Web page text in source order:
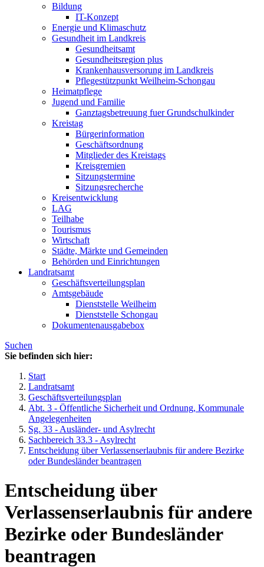
Bildung
IT-Konzept
Energie und Klimaschutz
Gesundheit im Landkreis
Gesundheitsamt
Gesundheitsregion plus
Krankenhausversorung im Landkreis
Pflegestützpunkt Weilheim-Schongau
Heimatpflege
Jugend und Familie
Ganztagsbetreuung fuer Grundschulkinder
Kreistag
Bürgerinformation
Geschäftsordnung
Mitglieder des Kreistags
Kreisgremien
Sitzungstermine
Sitzungsrecherche
Kreisentwicklung
LAG
Teilhabe
Tourismus
Wirtschaft
Städte, Märkte und Gemeinden
Behörden und Einrichtungen
Landratsamt
Geschäftsverteilungsplan
Amtsgebäude
Dienststelle Weilheim
Dienststelle Schongau
Dokumentenausgabebox
Suchen
Sie befinden sich hier:
Start
Landratsamt
Geschäftsverteilungsplan
Abt. 3 - Öffentliche Sicherheit und Ordnung, Kommunale
Angelegenheiten
Sg. 33 - Ausländer- und Asylrecht
Sachbereich 33.3 - Asylrecht
Entscheidung über Verlassenserlaubnis für andere Bezirke
oder Bundesländer beantragen
Entscheidung über
Verlassenserlaubnis für andere
Bezirke oder Bundesländer
beantragen